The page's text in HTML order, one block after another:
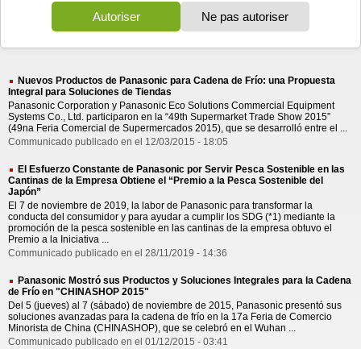
Nuevos Productos de Panasonic para Cadena de Frío: una Propuesta
Integral para Soluciones de Tiendas
Panasonic Corporation y Panasonic Eco Solutions Commercial Equipment
Systems Co., Ltd. participaron en la “49th Supermarket Trade Show 2015”
(49na Feria Comercial de Supermercados 2015), que se desarrolló entre el ...
Communicado publicado en el 12/03/2015 - 18:05
El Esfuerzo Constante de Panasonic por Servir Pesca Sostenible en las
Cantinas de la Empresa Obtiene el “Premio a la Pesca Sostenible del
Japón”
El 7 de noviembre de 2019, la labor de Panasonic para transformar la
conducta del consumidor y para ayudar a cumplir los SDG (*1) mediante la
promoción de la pesca sostenible en las cantinas de la empresa obtuvo el
Premio a la Iniciativa ...
Communicado publicado en el 28/11/2019 - 14:36
Panasonic Mostró sus Productos y Soluciones Integrales para la Cadena
de Frío en "CHINASHOP 2015"
Del 5 (jueves) al 7 (sábado) de noviembre de 2015, Panasonic presentó sus
soluciones avanzadas para la cadena de frío en la 17a Feria de Comercio
Minorista de China (CHINASHOP), que se celebró en el Wuhan ...
Communicado publicado en el 01/12/2015 - 03:41